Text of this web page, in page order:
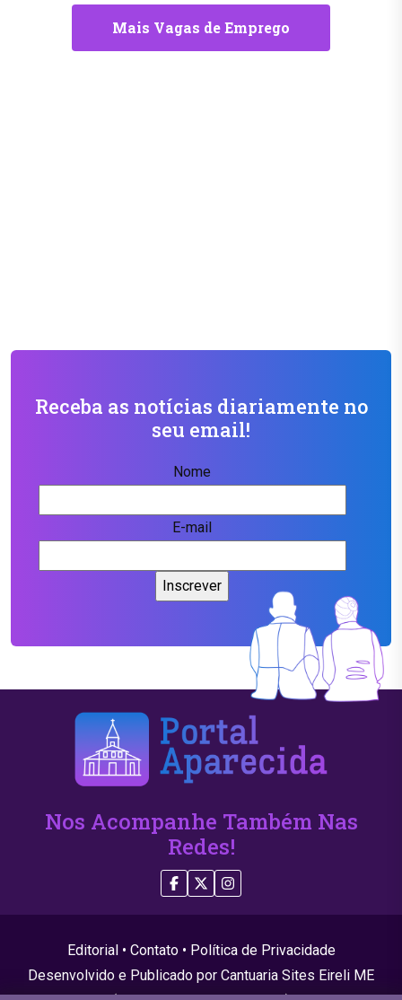
Mais Vagas de Emprego
Receba as notícias diariamente no
seu email!
Nome
E-mail
Nos Acompanhe Também Nas
Redes!
Editorial• Contato• Política de Privacidade
Desenvolvido e Publicado por Cantuaria Sites Eireli ME